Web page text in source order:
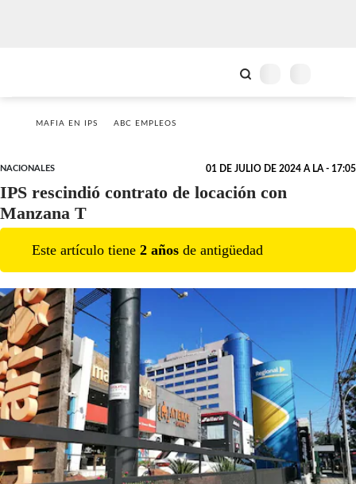
MAFIA EN IPS ABC EMPLEOS
NACIONALES 01 DE JULIO DE 2024 A LA - 17:05
IPS rescindió contrato de locación con
Manzana T
Este artículo tiene 2 años de antigüedad